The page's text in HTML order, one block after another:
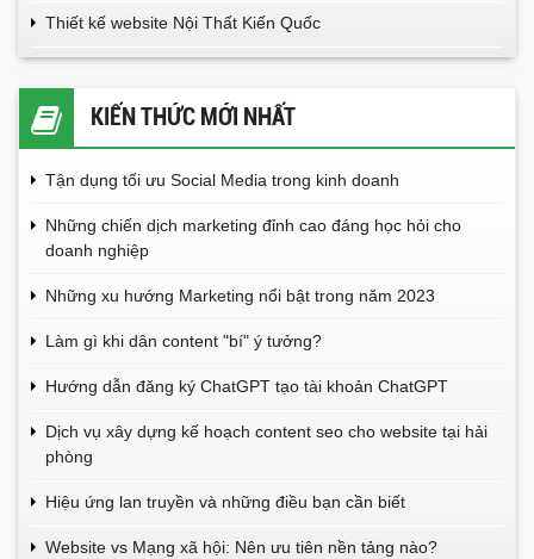
Thiết kế website Nội Thất Kiến Quốc
KIẾN THỨC MỚI NHẤT
Tận dụng tối ưu Social Media trong kinh doanh
Những chiến dịch marketing đỉnh cao đáng học hỏi cho
doanh nghiệp
Những xu hướng Marketing nổi bật trong năm 2023
Làm gì khi dân content "bí" ý tưởng?
Hướng dẫn đăng ký ChatGPT tạo tài khoản ChatGPT
Dịch vụ xây dựng kế hoạch content seo cho website tại hải
phòng
Hiệu ứng lan truyền và những điều bạn cần biết
Website vs Mạng xã hội: Nên ưu tiên nền tảng nào?